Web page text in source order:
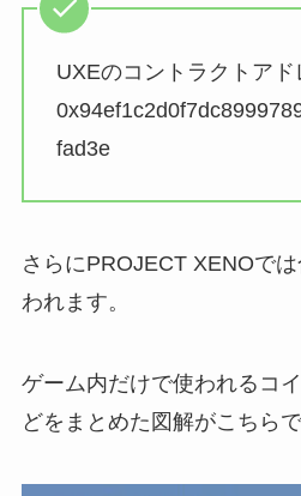
UXEのコントラクトアド
fad3e
さらにPROJECT XENOで
われます。
ゲーム内だけで使われるコ
どをまとめた図解がこちらで